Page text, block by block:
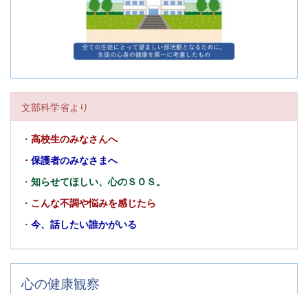
文部科学省より
・ 高校生のみなさんへ
・ 保護者のみなさまへ
・ 知らせてほしい、心のＳＯＳ。
・ こんな不調や悩みを感じたら
・ 今、話したい誰かがいる
心の健康観察